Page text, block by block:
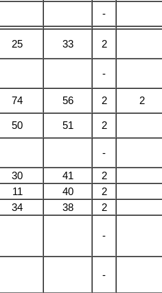
-
25 33
2
-
74 56 2
2
50 51
2
-
30 41
2
11 40
2
34 38
2
-
-